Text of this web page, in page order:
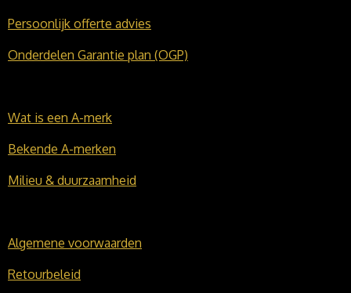
Persoonlijk offerte advies
Onderdelen Garantie plan (OGP)
Wat is een A-merk
Bekende A-merken
Milieu & duurzaamheid
Algemene voorwaarden
Retourbeleid